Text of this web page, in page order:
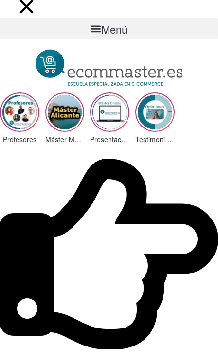
Menú
Profesores Máster Marketing Digital en Alicante Presentación ¡Nuevas Ediciones! Testimonios Alumnos